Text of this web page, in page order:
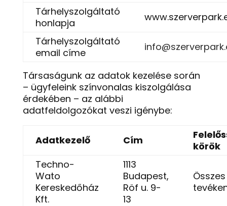
Tárhelyszolgáltató
honlapja
Tárhelyszolgáltató
email címe
Társaságunk az adatok kezelése során
– ügyfeleink színvonalas kiszolgálása
érdekében – az alábbi
adatfeldolgozókat veszi igénybe:
Adatkezelő Cím
körök
Techno-
Wato
Kereskedőház
Kft.
1113
Budapest,
Röf u. 9-
13
Összes